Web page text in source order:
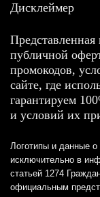
Дисклеймер
Представленная
публичной
промокодов,
сайте, где
гарантируем
и условий их
Логотипы и данные
исключительно в
статьей 1274
официальным